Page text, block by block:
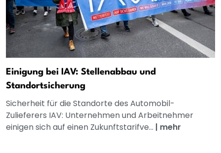
Einigung bei IAV: Stellenabbau und
Standortsicherung
Sicherheit für die Standorte des Automobil-
Zulieferers IAV: Unternehmen und Arbeitnehmer
einigen sich auf einen Zukunftstarifve... | mehr